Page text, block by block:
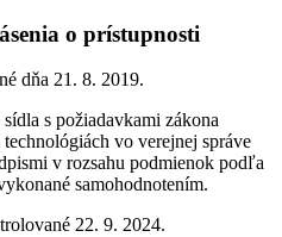
o prístupnosti
dňa 21. 8. 2019.
s požiadavkami zákona
vo verejnej správe
v rozsahu podmienok podľa
samohodnotením.
22. 9. 2024.